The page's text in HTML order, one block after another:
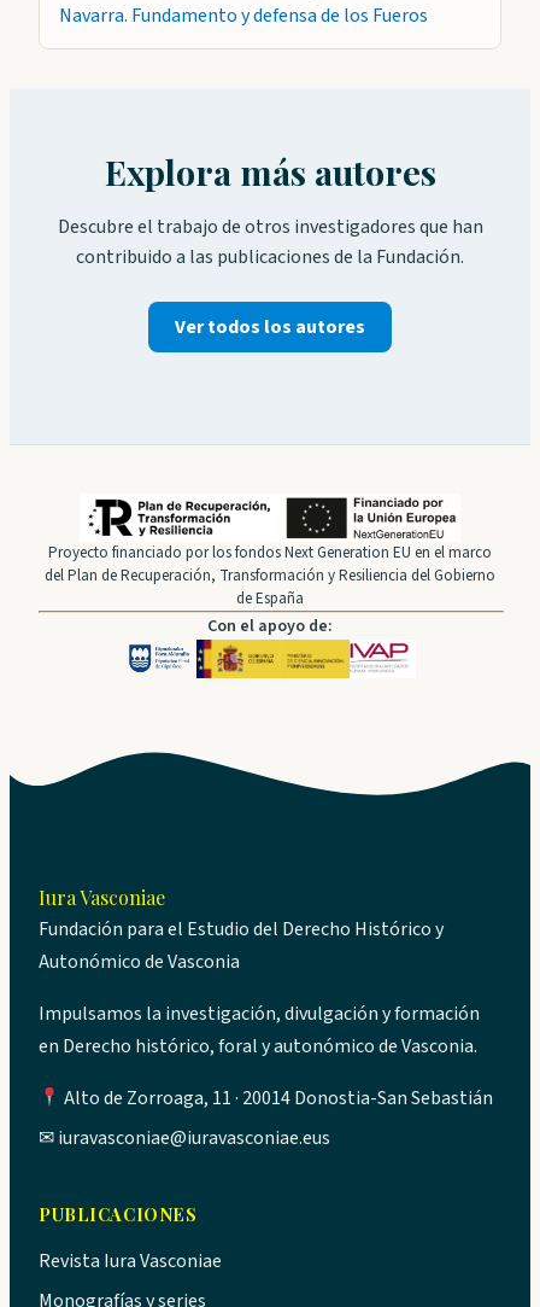
Navarra. Fundamento y defensa de los Fueros
Explora más autores
Descubre el trabajo de otros investigadores que han
contribuido a las publicaciones de la Fundación.
Ver todos los autores
Proyecto financiado por los fondos Next Generation EU en el marco
del Plan de Recuperación, Transformación y Resiliencia del Gobierno
de España
Con el apoyo de:
Iura Vasconiae
Fundación para el Estudio del Derecho Histórico y
Autonómico de Vasconia
Impulsamos la investigación, divulgación y formación
en Derecho histórico, foral y autonómico de Vasconia.
Alto de Zorroaga, 11 · 20014 Donostia-San Sebastián
✉iuravasconiae@iuravasconiae.eus
PUBLICACIONES
Revista Iura Vasconiae
Monografías y series